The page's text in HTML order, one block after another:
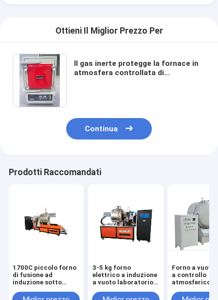
Ottieni Il Miglior Prezzo Per
Il gas inerte protegge la fornace in
atmosfera controllata di
Continua
Prodotti Raccomandati
1700C piccolo forno
di fusione ad
induzione sotto
metallico fusione
3-5 kg forno
elettrico a induzione
a vuoto laboratorio
Forno a vuoto
a controllo
atmosferico